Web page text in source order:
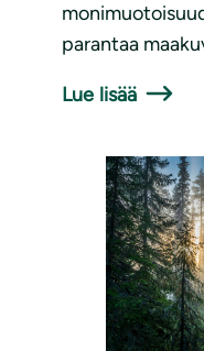
parantaa
Lue lisää